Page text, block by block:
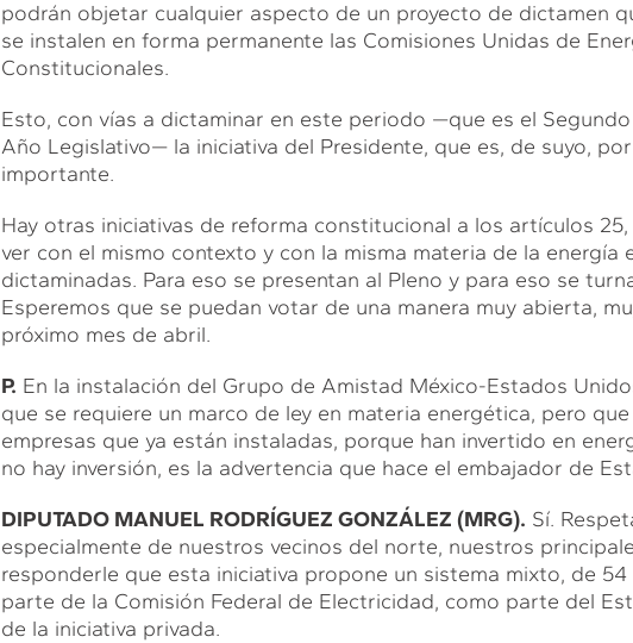
podrán objetar cualquier aspecto de un proyecto de dictamen
se instalen en forma permanente las Comisiones Unidas de
Constitucionales.
Esto, con vías a dictaminar en este periodo —que es el
Año Legislativo— la iniciativa del Presidente, que es, de suyo,
importante.
Hay otras iniciativas de reforma constitucional a los artículos 25,
ver con el mismo contexto y con la misma materia de la energía
dictaminadas. Para eso se presentan al Pleno y para eso se
Esperemos que se puedan votar de una manera muy abierta,
próximo mes de abril.
P. En la instalación del Grupo de Amistad México-Estados
que se requiere un marco de ley en materia energética, pero
empresas que ya están instaladas, porque han invertido en
no hay inversión, es la advertencia que hace el embajador de
DIPUTADO MANUEL RODRÍGUEZ GONZÁLEZ (MRG). Sí.
especialmente de nuestros vecinos del norte, nuestros
responderle que esta iniciativa propone un sistema mixto, de
parte de la Comisión Federal de Electricidad, como parte del
de la iniciativa privada.